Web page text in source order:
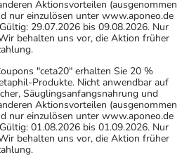
Aktionsvorteilen (ausgenommen
nur einzulösen unter www.aponeo.de
29.07.2026 bis 09.08.2026. Nur
behalten uns vor, die Aktion früher
"ceta20" erhalten Sie 20 %
Produkte. Nicht anwendbar auf
Säuglingsanfangsnahrung und
Aktionsvorteilen (ausgenommen
nur einzulösen unter www.aponeo.de
01.08.2026 bis 01.09.2026. Nur
behalten uns vor, die Aktion früher